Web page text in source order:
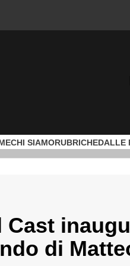
CHI SIAMORUBRICHEDALLE
Cast
di